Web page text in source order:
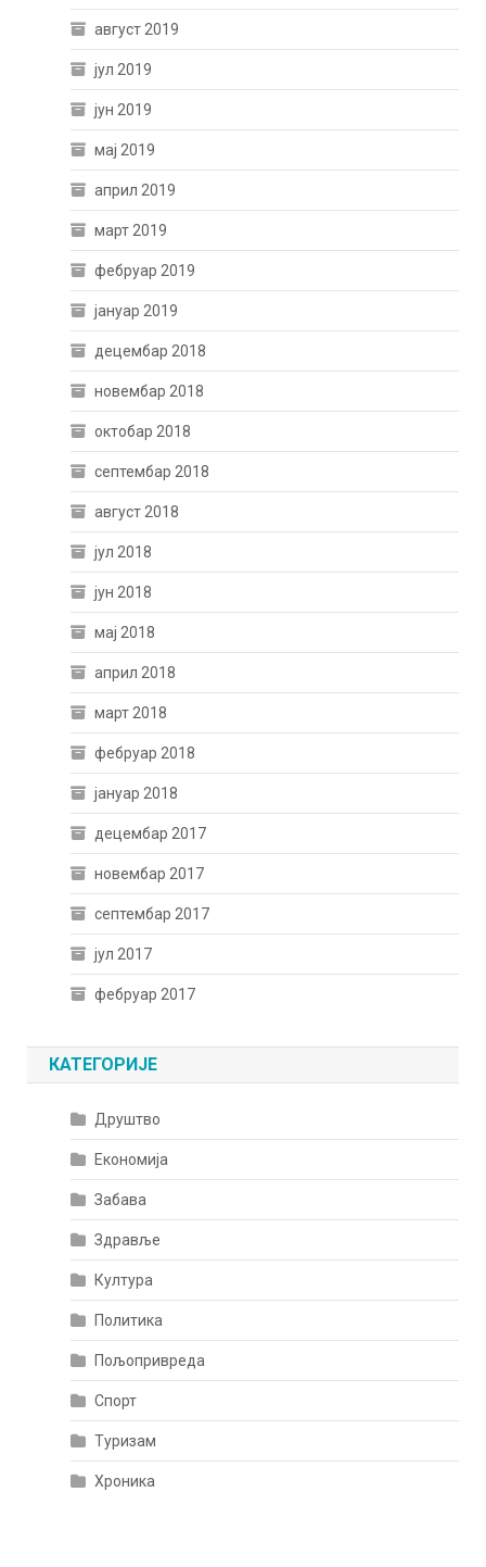
август 2019
јул 2019
јун 2019
мај 2019
април 2019
март 2019
фебруар 2019
јануар 2019
децембар 2018
новембар 2018
октобар 2018
септембар 2018
август 2018
јул 2018
јун 2018
мај 2018
април 2018
март 2018
фебруар 2018
јануар 2018
децембар 2017
новембар 2017
септембар 2017
јул 2017
фебруар 2017
КАТЕГОРИЈЕ
Друштво
Економија
Забава
Здравље
Култура
Политика
Пољопривреда
Спорт
Туризам
Хроника